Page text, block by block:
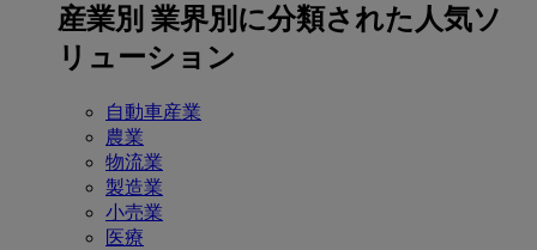
産業別 業界別に分類された人気ソ
リューション
自動車産業
農業
物流業
製造業
小売業
医療